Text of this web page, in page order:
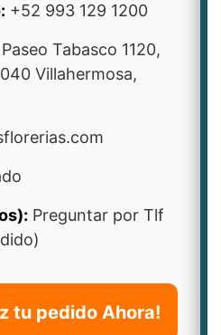
+52 993 129 1200
Tabasco 1120,
Villahermosa,
Preguntar por Tlf
tu pedido Ahora!